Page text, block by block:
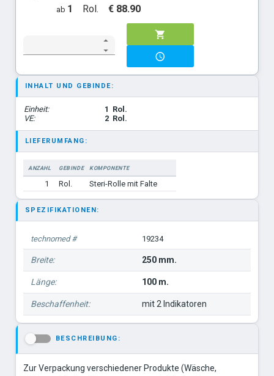
ab 1 Rol. € 88.90
INHALT UND GEBINDE:
Einheit: 1 Rol.
VE:
2 Rol.
LIEFERUMFANG:
ANZAHL GEBINDE
KOMPONENTE
1
Rol. Steri-Rolle mit Falte
SPEZIFIKATIONEN:
technomed # 19234
Breite: 250 mm.
Länge: 100 m.
Beschaffenheit: mit 2 Indikatoren
BESCHREIBUNG:
Zur Verpackung verschiedener Produkte (Wäsche,